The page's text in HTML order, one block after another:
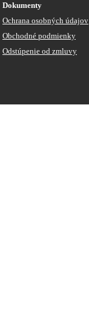
Dokumenty
Ochrana osobných údajov
Obchodné podmienky
Odstúpenie od zmluvy